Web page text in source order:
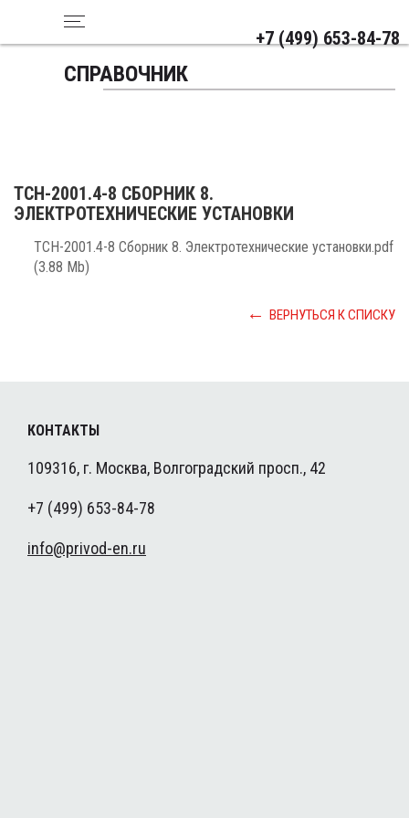
+7 (499) 653-84-78
СПРАВОЧНИК
ТСН-2001.4-8 СБОРНИК 8.
ЭЛЕКТРОТЕХНИЧЕСКИЕ УСТАНОВКИ
ТСН-2001.4-8 Сборник 8. Электротехнические установки.pdf
(3.88 Mb)
ВЕРНУТЬСЯ К СПИСКУ
КОНТАКТЫ
109316, г. Москва, Волгоградский просп., 42
+7 (499) 653-84-78
info@privod-en.ru